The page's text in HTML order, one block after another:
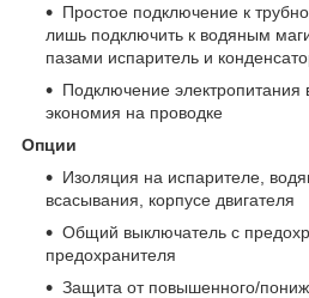
Простое подключение к
лишь подключить к водяным
пазами испаритель и
Подключение
экономия на проводке
Опции
Изоляция на испарителе,
всасывания, корпусе двигателя
Общий выключатель с
предохранителя
Защита от повышенного/